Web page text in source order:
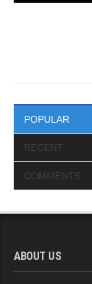
POPULAR
RECENT
COMMENTS
ABOUT US